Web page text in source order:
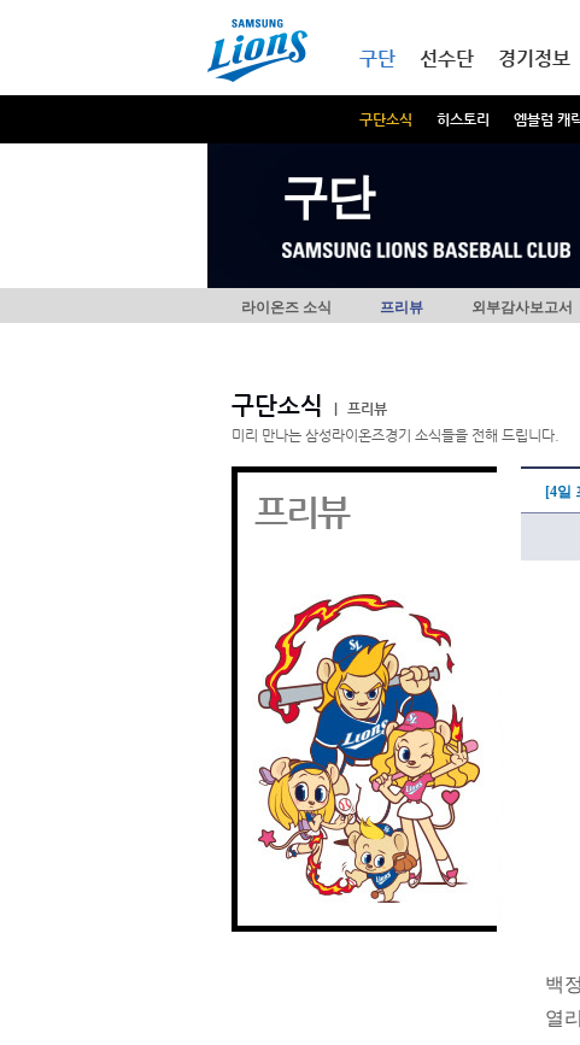
구단
구단소식 히스토리 엠블럼 캐
선수단 경기정보
구단
라이온즈 소식 프리뷰 외부감사보고서
구단소식
프리뷰
미리 만나는 삼성라이온즈경기 소식들을 전해 드립니다.
프리뷰 [4일
백
열